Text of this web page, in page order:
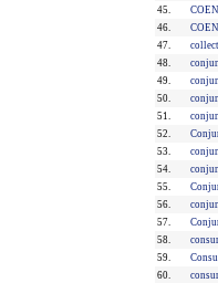
45.
COEN
46.
47.
48.
49.
50.
51.
52.
53.
54.
55.
56.
57.
58.
59.
60.